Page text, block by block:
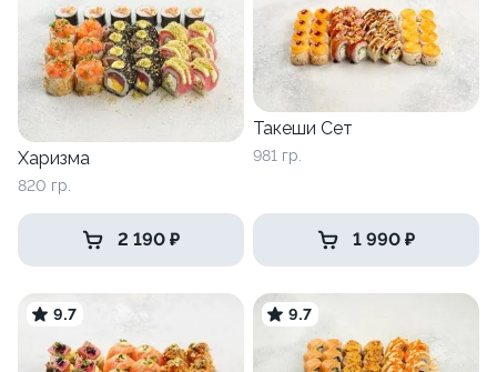
Харизма
820 гр.
2 190 ₽
Такеши Сет
981 гр.
1 990 ₽
9.7 9.7